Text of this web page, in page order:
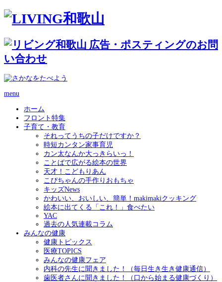
menu
ホーム
フロント特集
子育て・教育
それってうちの子だけですか？
時短カンタン家事育児
カン太なんか大っきらいっ！
ことばで広がる絵本の世界
天才！こどもりあん
こぴちゃんの手作りおもちゃ
キッズNews
かわいい、おいしい、簡単！makimakiクッキング
絵本に出てくる「これ！」食べたい
YAC
過去の人気連載コラム
みんなの健康
健康トピックス
医療TOPICS
みんなの健康フェア
内科の先生に聞きました！（毎日生き生き健康通信）
歯医者さんに聞きました！（口から始まる健康づくり）